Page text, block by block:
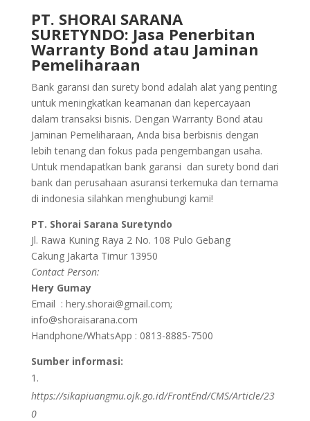
PT. SHORAI SARANA
SURETYNDO: Jasa Penerbitan
Warranty Bond atau Jaminan
Pemeliharaan
Bank garansi dan surety bond adalah alat yang penting
untuk meningkatkan keamanan dan kepercayaan
dalam transaksi bisnis. Dengan Warranty Bond atau
Jaminan Pemeliharaan, Anda bisa berbisnis dengan
lebih tenang dan fokus pada pengembangan usaha.
Untuk mendapatkan bank garansi dan surety bond dari
bank dan perusahaan asuransi terkemuka dan ternama
di indonesia silahkan menghubungi kami!
PT. Shorai Sarana Suretyndo
Jl. Rawa Kuning Raya 2 No. 108 Pulo Gebang
Cakung Jakarta Timur 13950
Contact Person:
Hery Gumay
Email : hery.shorai@gmail.com;
info@shoraisarana.com
Handphone/WhatsApp : 0813-8885-7500
Sumber informasi:
https://sikapiuangmu.ojk.go.id/FrontEnd/CMS/Article/23
0